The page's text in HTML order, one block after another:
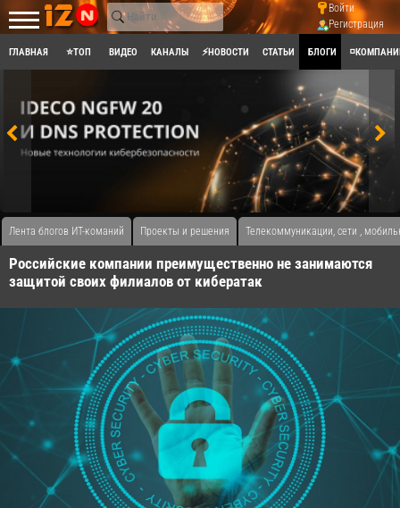
Войти
Регистрация
ГЛАВНАЯ ⭐ТОП ВИДЕО КАНАЛЫ ⚡НОВОСТИ СТАТЬИ БЛОГИ
Лента блогов ИТ-команий Проекты и решения Телекоммуникации, сети ,
Российские компании преимущественно не занимаются
защитой своих филиалов от кибератак